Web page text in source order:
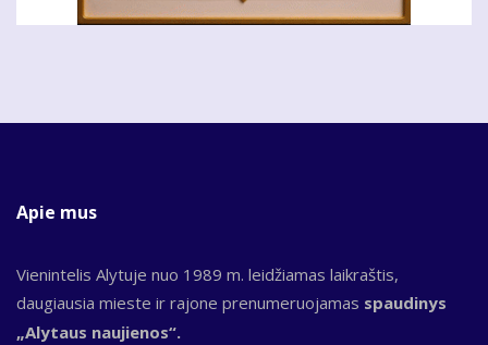
Apie mus
Vienintelis Alytuje nuo 1989 m. leidžiamas laikraštis,
daugiausia mieste ir rajone prenumeruojamas spaudinys
„Alytaus naujienos“.